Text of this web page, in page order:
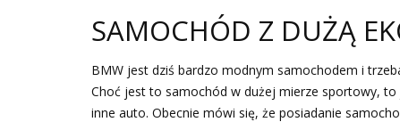
SAMOCHÓD Z DUŻĄ
BMW jest dziś bardzo modnym samochodem i
Choć jest to samochód w dużej mierze sportowy, to
inne auto. Obecnie mówi się, że posiadanie